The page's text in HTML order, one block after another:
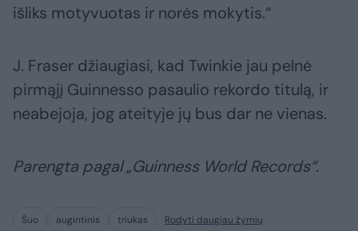
išliks motyvuotas ir norės mokytis.“
J. Fraser džiaugiasi, kad Twinkie jau pelnė
pirmąjį Guinnesso pasaulio rekordo titulą, ir
neabejoja, jog ateityje jų bus dar ne vienas.
Parengta pagal „Guinness World Records“.
Šuo augintinis triukas Rodyti daugiau žymių